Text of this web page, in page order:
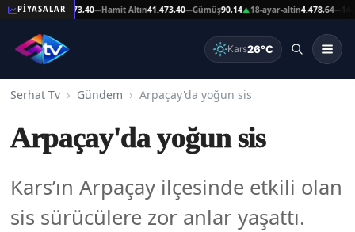
PİYASALAR
Altın41.473,40—Hamit Altın41.473,40—Gümüş90,14▲18-ayar-altin4.478,64—14-
Kars26°C
Serhat Tv Gündem Arpaçay'da yoğun sis
Arpaçay'da yoğun sis
Kars’ın Arpaçay ilçesinde etkili olan
sis sürücülere zor anlar yaşattı.